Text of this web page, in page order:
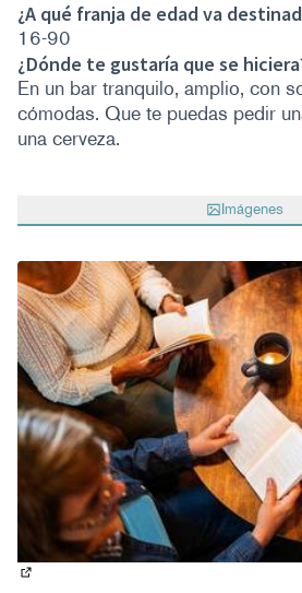
¿A qué franja de edad va
16-90
¿Dónde te gustaría que se
En un bar tranquilo, amplio, con
cómodas. Que te puedas pedir
una cerveza.
Imágenes